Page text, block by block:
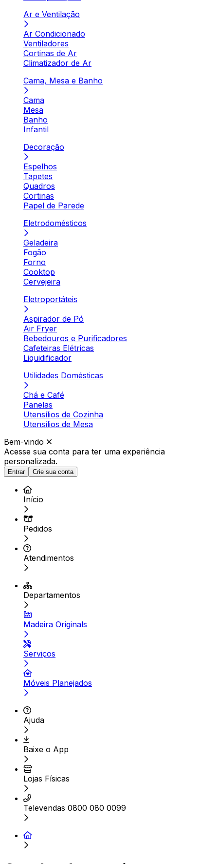
Ar e Ventilação
Ar Condicionado
Ventiladores
Cortinas de Ar
Climatizador de Ar
Cama, Mesa e Banho
Cama
Mesa
Banho
Infantil
Decoração
Espelhos
Tapetes
Quadros
Cortinas
Papel de Parede
Eletrodomésticos
Geladeira
Fogão
Forno
Cooktop
Cervejeira
Eletroportáteis
Aspirador de Pó
Air Fryer
Bebedouros e Purificadores
Cafeteiras Elétricas
Liquidificador
Utilidades Domésticas
Chá e Café
Panelas
Utensílios de Cozinha
Utensílios de Mesa
Bem-vindo
Acesse sua conta para ter uma experiência
personalizada.
Entrar Crie sua conta
Início
Pedidos
Atendimentos
Departamentos
Madeira Originals
Serviços
Móveis Planejados
Ajuda
Baixe o App
Lojas Físicas
Televendas 0800 080 0099